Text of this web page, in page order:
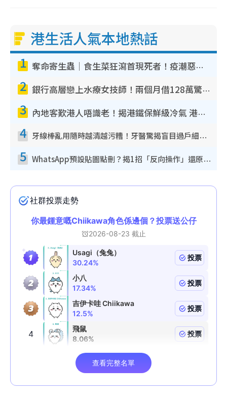
港生活人氣本地熱話
1 奪命寄生蟲｜食生菜狂瀉首現死者！疫潮惡化錄1.8萬宗病例 揭洗菜3大謬誤
2 銀行高層戀上水療女技師！兩個月借128萬驚覺「沉船」沉落火海 揭背後疑似邪教操控賣淫
3 內地客歎港人唔識老！揭港鐵保鮮級冷氣 港人求放過：咪投訴
4 牙線棒亂用隨時越清越污糟！牙醫驚揭盲目過戶細菌恐致蛀牙：呢種先係日常真保養
5 WhatsApp預設貼圖點刪？揭1招「反向操作」還原簡潔介面 附3步實測教學